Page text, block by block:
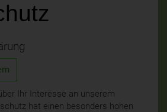
Ihr Interesse an unserem
hat einen besonders hohen